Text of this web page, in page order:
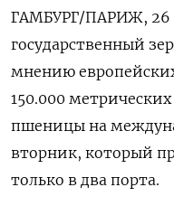
ГАМБУРГ/ПАРИЖ, 26
государственный
мнению
150.000
пшеницы на
вторник, который
только в два порта.